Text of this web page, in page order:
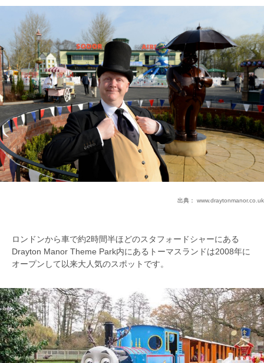
出典： www.draytonmanor.co.uk
ロンドンから車で約2時間半ほどのスタフォードシャーにある
Drayton Manor Theme Park内にあるトーマスランドは2008年に
オープンして以来大人気のスポットです。